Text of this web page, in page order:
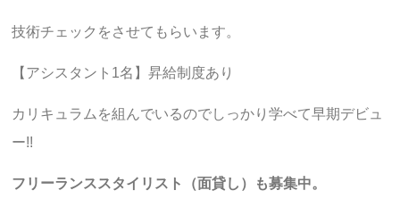
技術チェックをさせてもらいます。
【アシスタント1名】昇給制度あり
カリキュラムを組んでいるのでしっかり学べて早期デビュ
ー!!
フリーランススタイリスト（面貸し ）も募集中。